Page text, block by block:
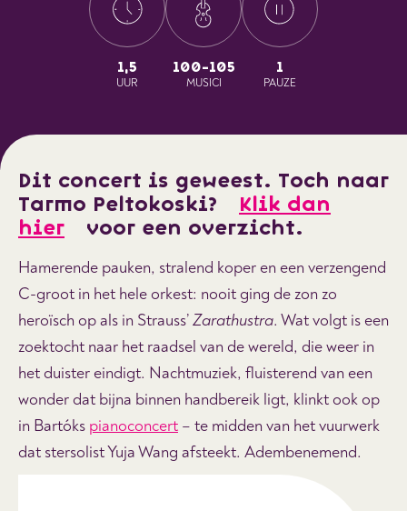
1,5
UUR
100-105
MUSICI
1
PAUZE
Dit concert is geweest. Toch naar
Tarmo Peltokoski? Klik dan
hier voor een overzicht.
Hamerende pauken, stralend koper en een verzengend
C-groot in het hele orkest: nooit ging de zon zo
heroïsch op als in Strauss’Zarathustra. Wat volgt is een
zoektocht naar het raadsel van de wereld, die weer in
het duister eindigt. Nachtmuziek, fluisterend van een
wonder dat bijna binnen handbereik ligt, klinkt ook op
in Bartóks pianoconcert – te midden van het vuurwerk
dat stersolist Yuja Wang afsteekt. Adembenemend.